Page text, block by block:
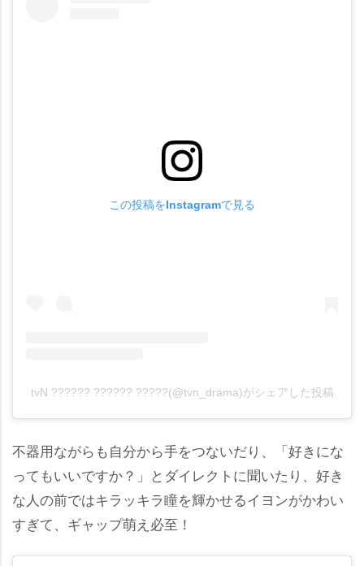
この投稿をInstagramで見る
tvN ?????? ?????? ?????(@tvn_drama)がシェアした投稿
不器用ながらも自分から手をつないだり、「好きにな
ってもいいですか？」とダイレクトに聞いたり、好き
な人の前ではキラッキラ瞳を輝かせるイヨンがかわい
すぎて、ギャップ萌え必至！